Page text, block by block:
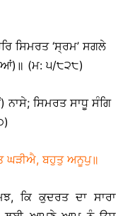
ਸਿਮਰਤ ‘ਸ੍ਰਮ’ ਸਗਲੇ
(ਮ: ੫/੮੨੮)
ਸਿਮਰਤ ਸਾਧੂ ਸੰਗਿ
ਘੜੀਐ, ਬਹੁਤੁ ਅਨੂਪੁ॥
ਕਿ ਕੁਦਰਤ ਦਾ ਸਾਰਾ